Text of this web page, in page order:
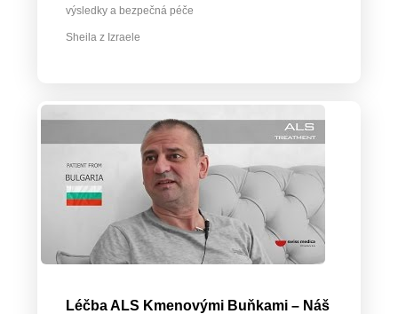
výsledky a bezpečná péče
Sheila z Izraele
Léčba ALS Kmenovými Buňkami – Náš